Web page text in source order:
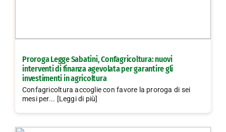
Proroga Legge Sabatini, Confagricoltura: nuovi
interventi di finanza agevolata per garantire gli
investimenti in agricoltura
Confagricoltura accoglie con favore la proroga di sei
mesi per... [Leggi di più]